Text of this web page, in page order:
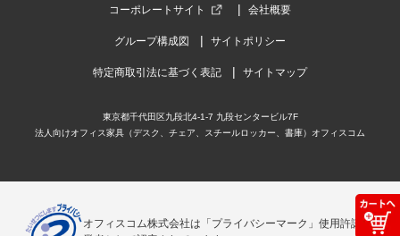
コーポレートサイト 会社概要
グループ構成図 サイトポリシー
特定商取引法に基づく表記 サイトマップ
東京都千代田区九段北4-1-7 九段センタービル7F
法人向けオフィス家具（デスク、チェア、スチールロッカー、書庫）オフィスコム
オフィスコム株式会社は「プライバシーマーク」使用許諾事